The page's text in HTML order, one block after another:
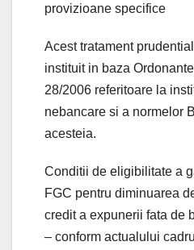
provizioane specifice
Acest tratament
instituit in baza
28/2006 referitoare la
nebancare si a normelor
acesteia.
Conditii de eligibilitate a
FGC pentru diminuarea
credit a expunerii fata de
– conform actualului